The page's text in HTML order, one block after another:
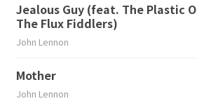
Jealous Guy (feat. The Plastic
The Flux Fiddlers)
John Lennon
Mother
John Lennon